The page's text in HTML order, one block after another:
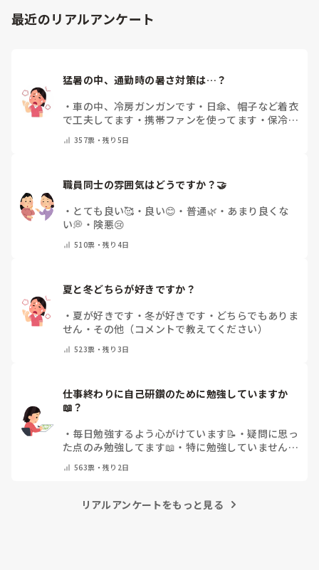
最近のリアルアンケート
猛暑の中、通勤時の暑さ対策は…？
・車の中、冷房ガンガンです ・ 日傘、帽子など着衣
で工夫してます ・携帯ファンを使ってます ・ 保冷剤
ん ・ その他（コメントで教えて下さい）
357票・残り5日
職員同士の雰囲気はどうですか？🤝
・ とても良い🥰 ・ 良い😊 ・ 普通🌿 ・ あまり良くな
い💭 ・ 険悪😢
510票・残り4日
夏と冬どちらが好きですか？
・ 夏が好きです ・冬が好きです ・ どちらでもありま
せん ・ その他（コメントで教えてください）
523票・残り3日
仕事終わりに自己研鑽のために勉強していますか
📖？
・ 毎日勉強するよう心がけています📝 ・疑問に思っ
た点のみ勉強してます📖 ・ 特に勉強していません・
563票・残り2日
リアルアンケートをもっと見る